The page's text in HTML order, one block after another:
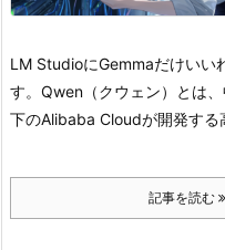
LM StudioにGemmaだけいい
す。 Qwen（クウェン）とは
下のAlibaba Cloudが開発する
記事を読む